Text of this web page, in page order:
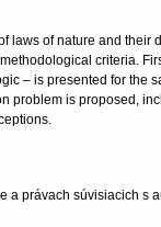
laws of nature and
criteria.
– is presented for the
problem is proposed,
a právach súvisiacich s